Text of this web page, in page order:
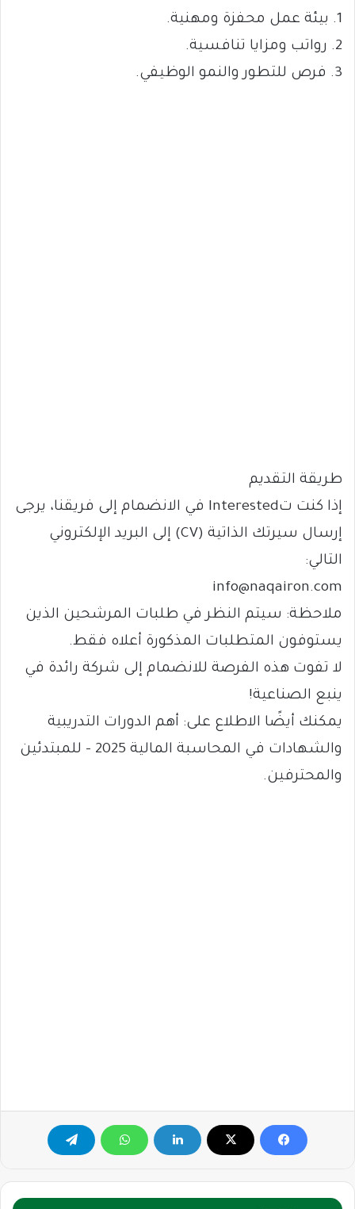
1. بيئة عمل محفزة ومهنية.
2. رواتب ومزايا تنافسية.
3. فرص للتطور والنمو الوظيفي.
طريقة التقديم
إذا كنت تInterested في الانضمام إلى فريقنا، يرجى
إرسال سيرتك الذاتية (CV) إلى البريد الإلكتروني
التالي:
info@naqairon.com
ملاحظة: سيتم النظر في طلبات المرشحين الذين
يستوفون المتطلبات المذكورة أعلاه فقط.
لا تفوت هذه الفرصة للانضمام إلى شركة رائدة في
ينبع الصناعية!
يمكنك أيضًا الاطلاع على: أهم الدورات التدريبية
والشهادات في المحاسبة المالية 2025 – للمبتدئين
والمحترفين.
يبحث